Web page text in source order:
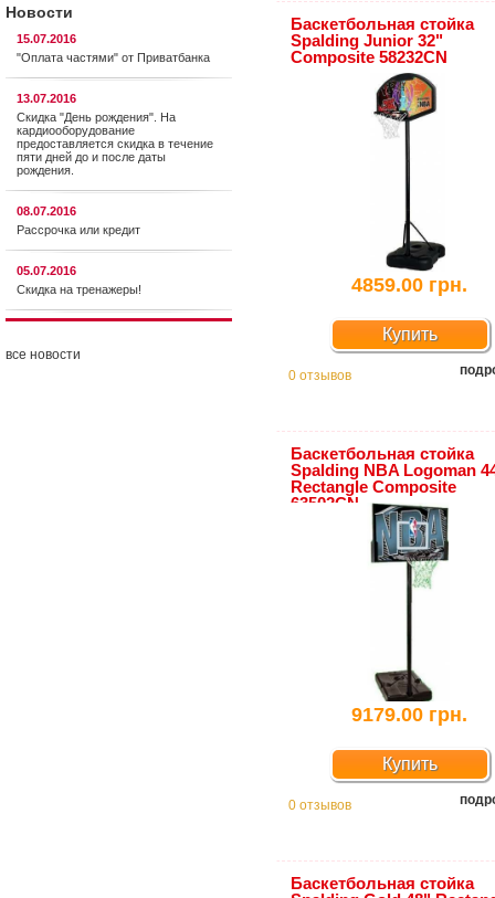
Новости
15.07.2016
"Оплата частями" от Приватбанка
13.07.2016
Скидка "День рождения". На
кардиооборудование
предоставляется cкидка в течение
пяти дней до и после даты
рождения.
08.07.2016
Рассрочка или кредит
05.07.2016
Скидка на тренажеры!
все новости
Баскетбольная стойка
Spalding Junior 32"
Composite 58232CN
4859.00 грн.
Купить
0 отзывов
Баскетбольная стойка
Spalding NBA Logoman
Rectangle Composite
63502CN
9179.00 грн.
Купить
0 отзывов
Баскетбольная стойка